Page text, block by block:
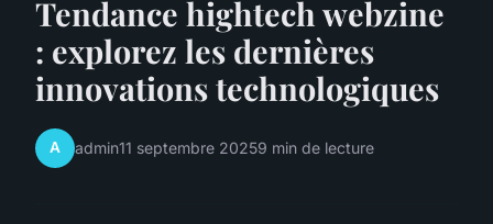
Tendance hightech webzine
: explorez les dernières
innovations technologiques
A admin11 septembre 20259 min de lecture